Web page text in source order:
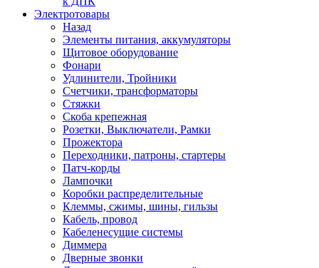
Электротовары
Назад
Элементы питания, аккумуляторы
Щитовое оборудование
Фонари
Удлинители, Тройники
Счетчики, трансформаторы
Стяжки
Скоба крепежная
Розетки, Выключатели, Рамки
Прожектора
Переходники, патроны, стартеры
Патч-корды
Лампочки
Коробки распределительные
Клеммы, сжимы, шины, гильзы
Кабель, провод
Кабеленесущие системы
Диммера
Дверные звонки